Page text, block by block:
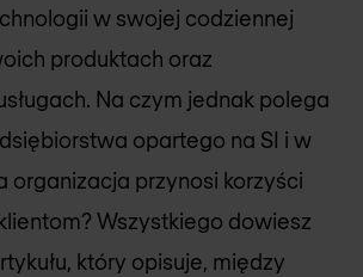
w swojej codziennej
produktach oraz
Na czym jednak polega
opartego na SI i w
organizacja przynosi korzyści
Wszystkiego dowiesz
który opisuje, między